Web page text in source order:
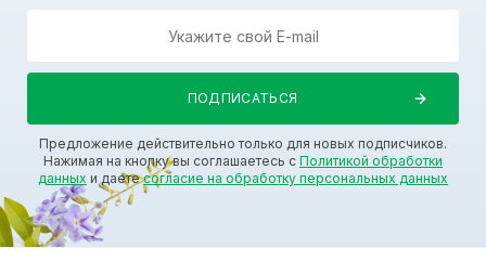
Предложение действительно только для новых подписчиков.
Нажимая на кнопку вы соглашаетесь с Политикой обработки
данных и даетесогласие на обработку персональных данных